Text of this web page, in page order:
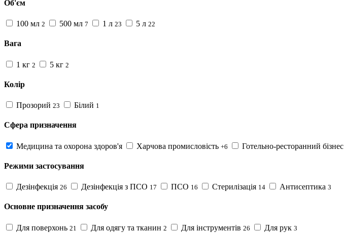
Об'єм
100 мл 2 500 мл 7 1 л 23 5 л 22
Вага
1 кг 2 5 кг 2
Колір
Прозорий 23 Білий 1
Сфера призначення
Медицина та охорона здоров'я Харчова промисловість +6 Готельно-ресторанний бізнес
Режими застосування
Дезінфекція 26 Дезінфекція з ПСО 17 ПСО 16 Стерилізація 14 Антисептика 3
Основне призначення засобу
Для поверхонь 21 Для одягу та тканин 2 Для інструментів 26 Для рук 3